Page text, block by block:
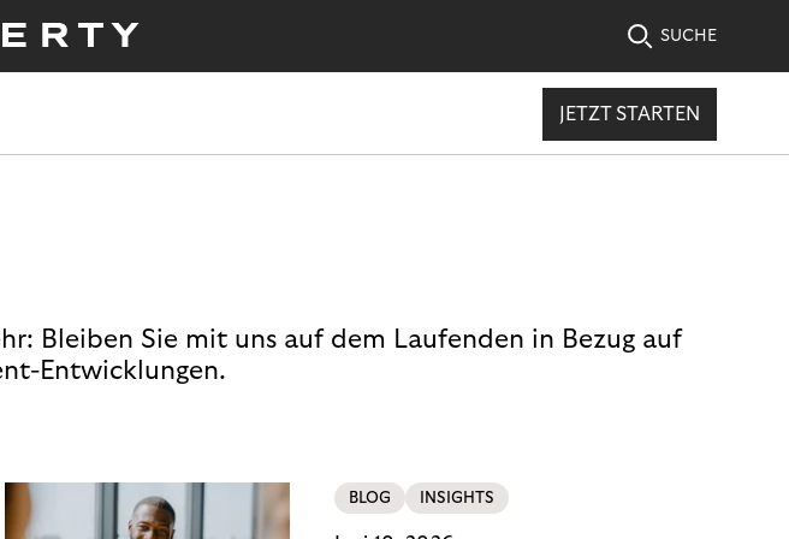
SUCHE
JETZT STARTEN
Bleiben Sie mit uns auf dem Laufenden in Bezug auf
Entwicklungen.
BLOG INSIGHTS